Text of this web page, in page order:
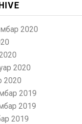
2020
2020
2020
2019
2019
2019